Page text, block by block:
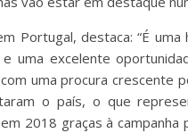
Portugal, destaca: “É
uma excelente
uma procura
o país, o que
2018 graças à